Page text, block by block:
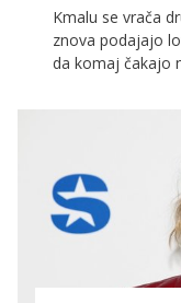
Kmalu se vrača
znova podajajo
da komaj čakajo